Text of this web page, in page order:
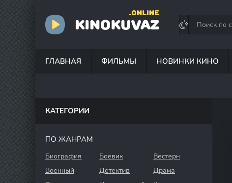
KINOKUVAZ
.ONLINE
ГЛАВНАЯ ФИЛЬМЫ НОВИНКИ КИНО
КАТЕГОРИИ
ПО ЖАНРАМ
Биография Боевик
Вестерн
Военный
Детектив
Драма